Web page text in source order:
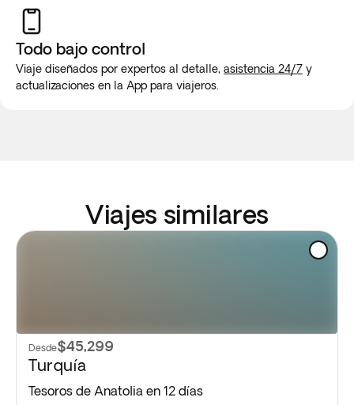
Todo bajo control
Viaje diseñados por expertos al detalle, asistencia 24/7 y
actualizaciones en la App para viajeros.
Viajes similares
Desde$45,299
Turquía
Tesoros de Anatolia en 12 días